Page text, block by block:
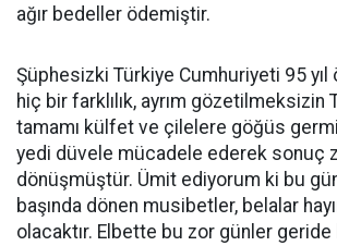
ağır bedeller ödemiştir.
Şüphesizki Türkiye Cumhuriyeti 95
hiç bir farklılık, ayrım gözetilmeksizin
tamamı külfet ve çilelere göğüs
yedi düvele mücadele ederek sonuç
dönüşmüştür. Ümit ediyorum ki bu
başında dönen musibetler, belalar
olacaktır. Elbette bu zor günler geride